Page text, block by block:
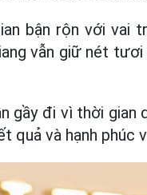
bận rộn với vai
vẫn giữ nét
gầy đi vì thời gian
quả và hạnh